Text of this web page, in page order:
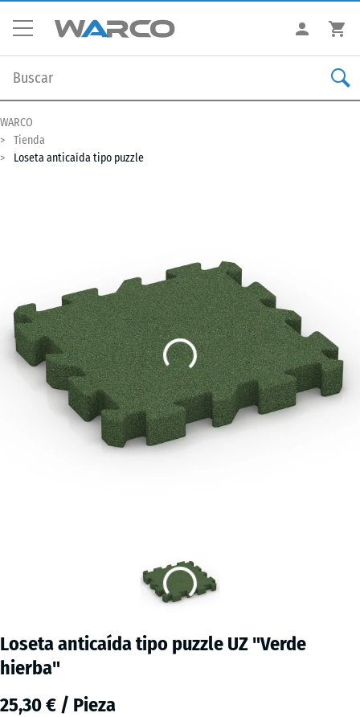
WARCO
Tienda
Loseta anticaída tipo puzzle
Loseta anticaída tipo puzzle UZ "Verde
hierba"
25,30 € / Pieza